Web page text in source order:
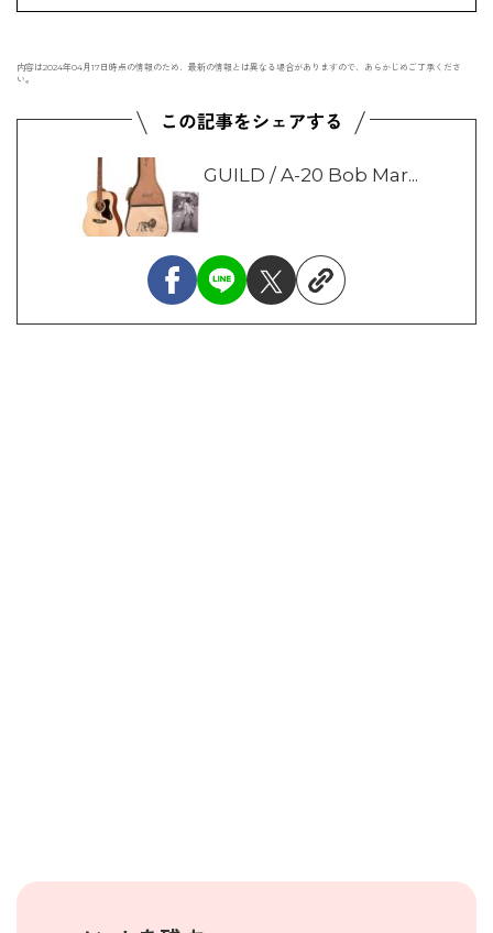
内容は2024年04月17日時点の情報のため、最新の情報とは異なる場合がありますので、あらかじめご了承くださ
い。
GUILD / A-20 Bob Mar...